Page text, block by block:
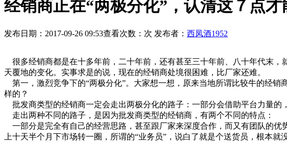
经销商正在“两极分化”，认清这７点才
发布日期：2017-09-26 09:53查看次数： 次 发布者： 西凤酒1952
很多经销商都是在十多年前，二十年前，还有甚至三十年前、八十年代末
天覆地的变化。实事求是的说，现在的经销商处境很困难，比厂家还难。
第一，激烈竞争下的“两极分化”。大家想一想，原来当地所谓比较牛的经
样的？
批发商类型的经销商一定会走出两极分化的路子：一部分会借助平台力量的
走出两种不同的路子，是因为批发商类型的经销商，有两个不同的特点：
一部分是完全有自己的经营思路，甚至跟厂家来深度合作，而又有团队的
上十天半个月下市场转一圈，所谓的“业务员”，说白了就是个送货员，根本